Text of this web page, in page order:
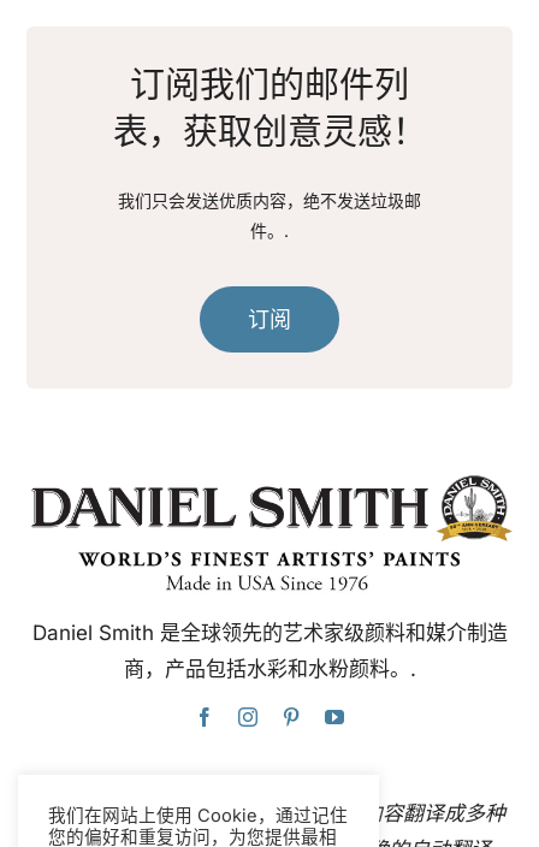
订阅我们的邮件列
表，获取创意灵感！
我们只会发送优质内容，绝不发送垃圾邮
件。.
订阅
Daniel Smith 是全球领先的艺术家级颜料和媒介制造
商，产品包括水彩和水粉颜料。.
本网站使用谷歌翻译，可即时自动将内容翻译成多种
我们在网站上使用 Cookie，通过记住
您的偏好和重复访问，为您提供最相